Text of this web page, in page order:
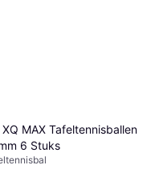
XQ MAX Tafeltennisballen
6 Stuks